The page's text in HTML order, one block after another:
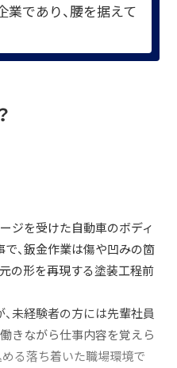
であり、腰を据えて
ジを受けた自動車のボディ
、鈑金作業は傷や凹みの箇
の形を再現する塗装工程前
未経験者の方には先輩社員
きながら仕事内容を覚えら
る落ち着いた職場環境で